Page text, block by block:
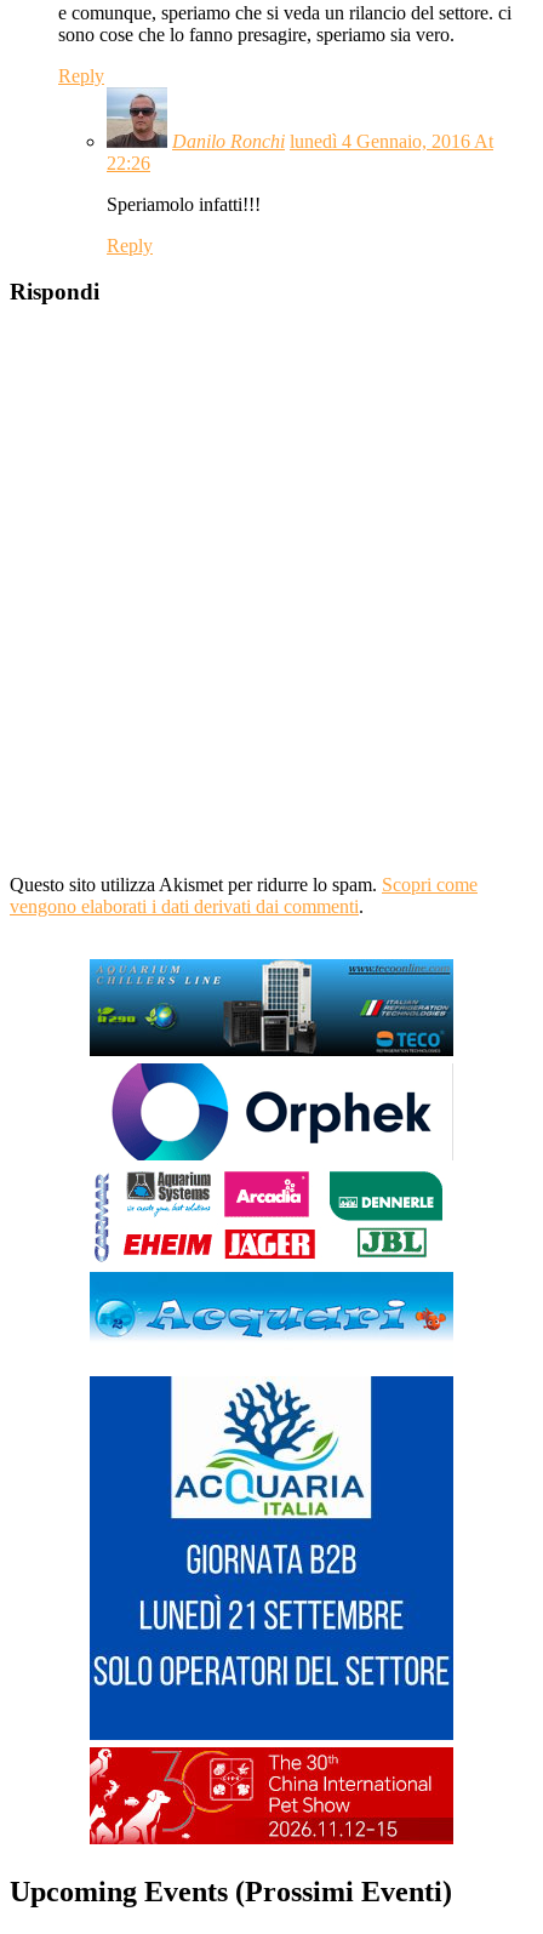
e comunque, speriamo che si veda un rilancio del settore. ci
sono cose che lo fanno presagire, speriamo sia vero.
Reply
Danilo Ronchi lunedì 4 Gennaio, 2016 At
22:26
Speriamolo infatti!!!
Reply
Rispondi
Questo sito utilizza Akismet per ridurre lo spam. Scopri come
vengono elaborati i dati derivati dai commenti.
Upcoming Events (Prossimi Eventi)